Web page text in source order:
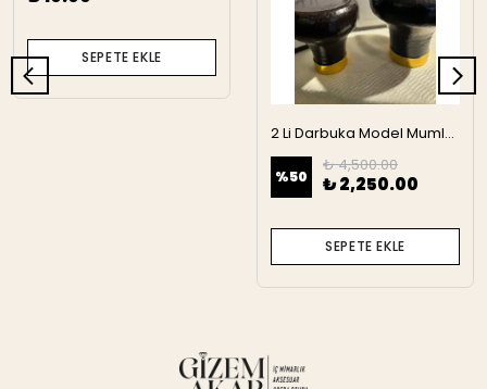
SEPETE EKLE
2 Li Darbuka Model Mumluk
%50
₺ 4,500.00
₺ 2,250.00
SEPETE EKLE